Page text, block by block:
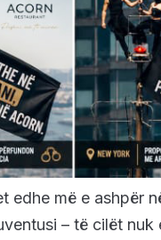
edhe më e ashpër
– të cilët